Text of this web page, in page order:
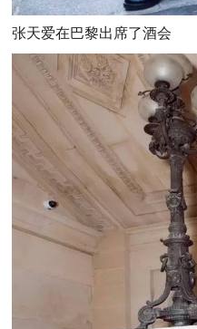
张天爱在巴黎出席了酒会